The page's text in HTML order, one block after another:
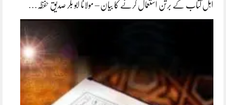
اہل کتاب کے برتن استعمال کرنے کا بیان – مولانا ابو بکر صدیق حفظہ…